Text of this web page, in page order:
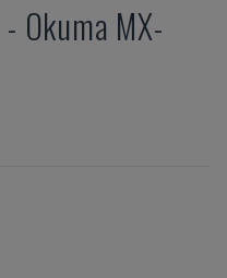
- Okuma MX-